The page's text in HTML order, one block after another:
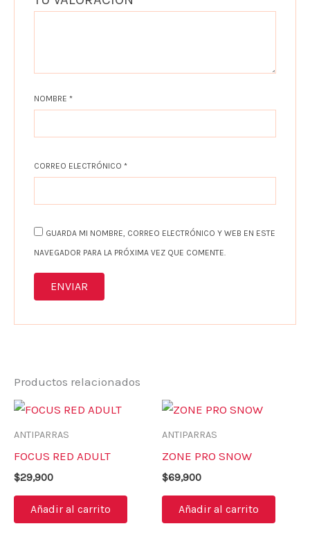
NOMBRE*
CORREO ELECTRÓNICO*
GUARDA MI NOMBRE, CORREO ELECTRÓNICO Y WEB EN ESTE
NAVEGADOR PARA LA PRÓXIMA VEZ QUE COMENTE.
Productos relacionados
ANTIPARRAS
FOCUS RED ADULT
$29,900
Añadir al carrito
ANTIPARRAS
ZONE PRO SNOW
$69,900
Añadir al carrito